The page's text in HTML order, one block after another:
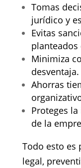
Tomas
jurídico y
Evitas
Minimiza
desventaja.
Ahorras
Proteges
de la
Todo esto es
legal,